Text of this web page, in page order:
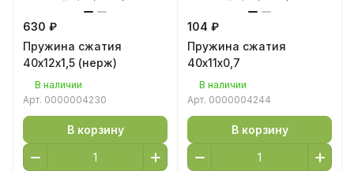
630 ₽
Пружина сжатия
40х12х1,5 (нерж)
В наличии
Арт. 0000004230
В корзину
104 ₽
Пружина сжатия
40х11х0,7
В наличии
Арт. 0000004244
В корзину